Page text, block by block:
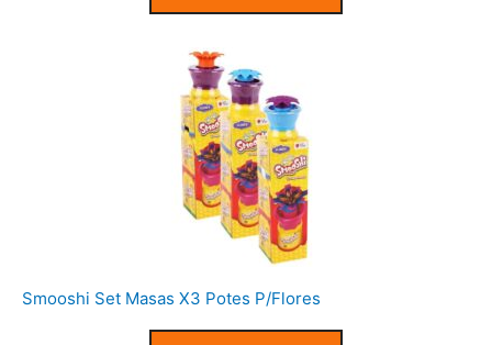
Smooshi Set Masas X3 Potes P/Flores